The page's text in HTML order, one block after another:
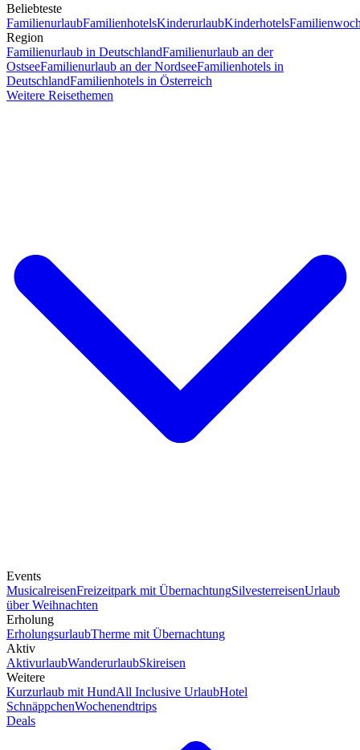
Beliebteste
FamilienurlaubFamilienhotelsKinderurlaubKinderhotels
Region
Familienurlaub in DeutschlandFamilienurlaub an der
OstseeFamilienurlaub an der NordseeFamilienhotels in
DeutschlandFamilienhotels in Österreich
Weitere Reisethemen
Events
MusicalreisenFreizeitpark mit ÜbernachtungSilvesterreisenUrlaub
über Weihnachten
Erholung
ErholungsurlaubTherme mit Übernachtung
Aktiv
AktivurlaubWanderurlaubSkireisen
Weitere
Kurzurlaub mit HundAll Inclusive UrlaubHotel
SchnäppchenWochenendtrips
Deals